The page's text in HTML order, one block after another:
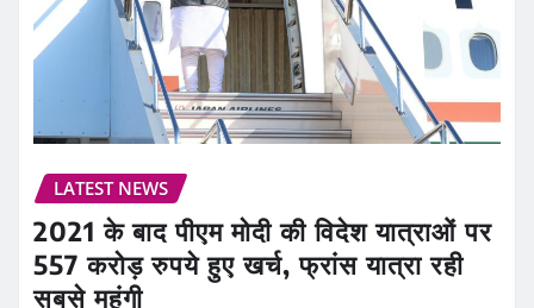
LATEST NEWS
2021 के बाद पीएम मोदी की विदेश यात्राओं पर
557 करोड़ रुपये हुए खर्च, फ्रांस यात्रा रही
सबसे महंगी